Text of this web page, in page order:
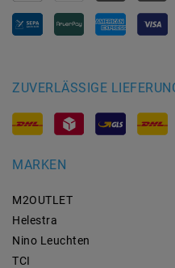
ZUVERLÄSSIGE
MARKEN
M2OUTLET
Helestra
Nino Leuchten
TCI